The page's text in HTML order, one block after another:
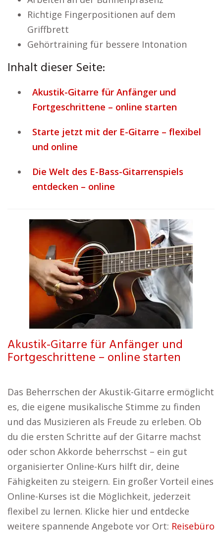
Richtige Fingerpositionen auf dem
Griffbrett
Gehörtraining für bessere Intonation
Inhalt dieser Seite:
Akustik-Gitarre für Anfänger und
Fortgeschrittene – online starten
Starte jetzt mit der E-Gitarre – flexibel
und online
Die Welt des E-Bass-Gitarrenspiels
entdecken – online
Akustik-Gitarre für Anfänger und
Fortgeschrittene – online starten
Das Beherrschen der Akustik-Gitarre ermöglicht
es, die eigene musikalische Stimme zu finden
und das Musizieren als Freude zu erleben. Ob
du die ersten Schritte auf der Gitarre machst
oder schon Akkorde beherrschst – ein gut
organisierter Online-Kurs hilft dir, deine
Fähigkeiten zu steigern. Ein großer Vorteil eines
Online-Kurses ist die Möglichkeit, jederzeit
flexibel zu lernen. Klicke hier und entdecke
weitere spannende Angebote vor Ort: Reisebüro